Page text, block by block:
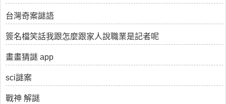
台灣奇案謎語
簽名檔笑話我跟怎麼跟家人說職業是記者呢
畫畫猜謎 app
sci謎案
戰神 解謎